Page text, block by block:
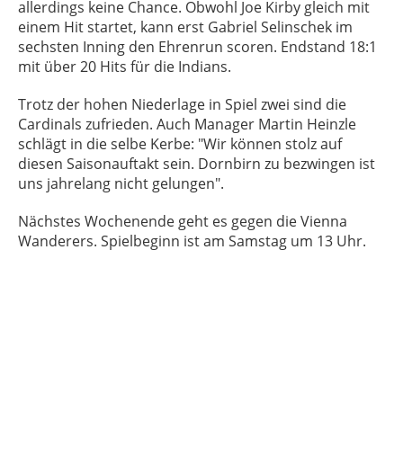
allerdings keine Chance. Obwohl Joe Kirby gleich mit
einem Hit startet, kann erst Gabriel Selinschek im
sechsten Inning den Ehrenrun scoren. Endstand 18:1
mit über 20 Hits für die Indians.
Trotz der hohen Niederlage in Spiel zwei sind die
Cardinals zufrieden. Auch Manager Martin Heinzle
schlägt in die selbe Kerbe: "Wir können stolz auf
diesen Saisonauftakt sein. Dornbirn zu bezwingen ist
uns jahrelang nicht gelungen".
Nächstes Wochenende geht es gegen die Vienna
Wanderers. Spielbeginn ist am Samstag um 13 Uhr.